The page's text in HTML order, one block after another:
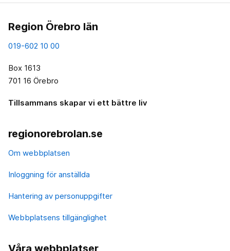
Region Örebro län
019-602 10 00
Box 1613
701 16 Örebro
Tillsammans skapar vi ett bättre liv
regionorebrolan.se
Om webbplatsen
Inloggning för anställda
Hantering av personuppgifter
Webbplatsens tillgänglighet
Våra webbplatser